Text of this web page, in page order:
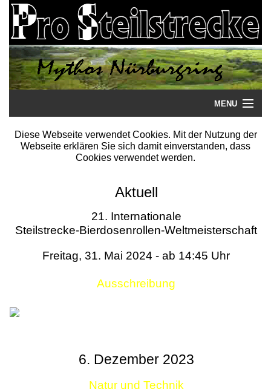
MENU
Startseite
Literatur
Termine
Diese Webseite verwendet Cookies. Mit der Nutzung der
Webseite erklären Sie sich damit einverstanden, dass
Cookies verwendet werden.
Aktuell
21. Internationale
Steilstrecke-Bierdosenrollen-Weltmeisterschaft
Freitag, 31. Mai 2024 - ab 14:45 Uhr
Ausschreibung
6. Dezember 2023
Natur und Technik